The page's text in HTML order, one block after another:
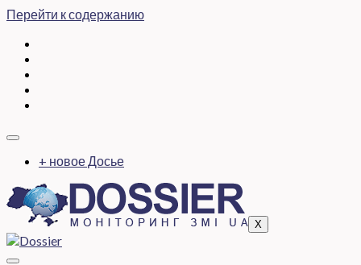
Перейти к содержанию
+ новое Досье
X